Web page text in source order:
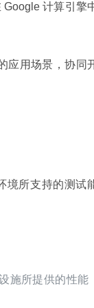
计算引擎
应用场景，协同
境所支持的测试
施所提供的性能